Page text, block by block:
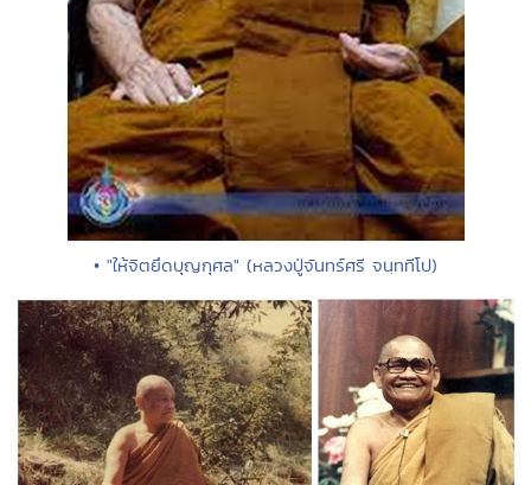
• "ให้จิตยึดบุญกุศล" (หลวงปู่จันทร์ศรี จนฺททีโป)